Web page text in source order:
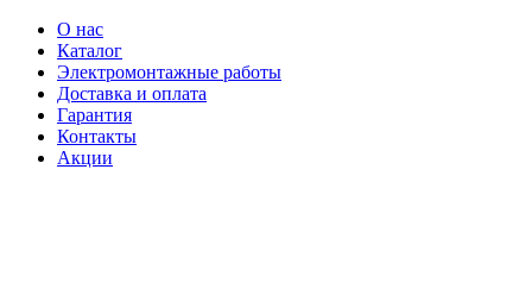
О нас
Каталог
Электромонтажные работы
Доставка и оплата
Гарантия
Контакты
Акции